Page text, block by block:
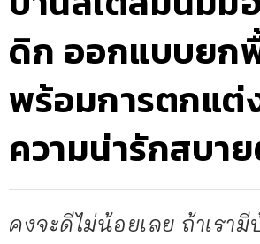
ดิก ออกแบบยก
พร้อมการตกแต่
ความน่ารักสบา
คงจะดีไม่น้อยเลย ถ้าเรา